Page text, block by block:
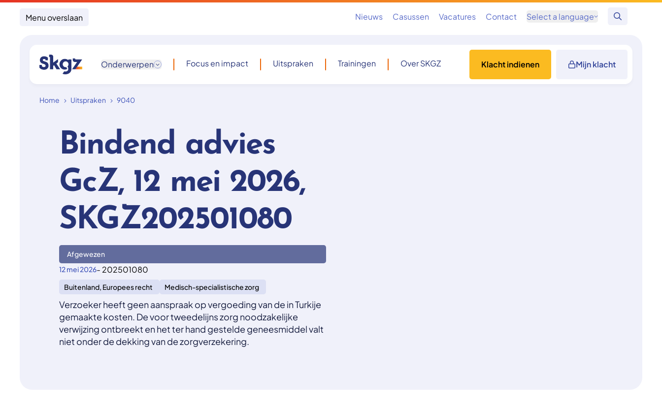
Menu overslaan Nieuws Casussen Vacatures Contact Select a language
Zoeken
Onderwerpen Focus en impact Uitspraken Trainingen Over SKGZ Klacht indienen Mijn klacht
Home Uitspraken 9040
Bindend advies
GcZ, 12 mei 2026,
SKGZ202501080
Afgewezen
12 mei 2026- 202501080
Buitenland, Europees recht Medisch-specialistische zorg
Verzoeker heeft geen aanspraak op vergoeding van de in Turkije
gemaakte kosten. De voor tweedelijns zorg noodzakelijke
verwijzing ontbreekt en het ter hand gestelde geneesmiddel valt
niet onder de dekking van de zorgverzekering.